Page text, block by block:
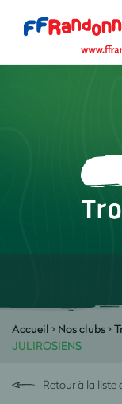
Accueil > Nos clubs>
JULIROSIENS
Retour à la liste